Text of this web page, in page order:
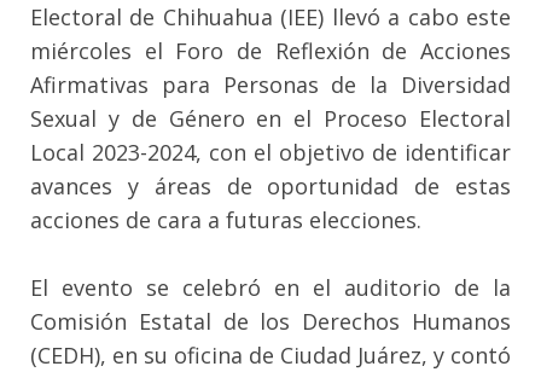
Electoral de Chihuahua (IEE) llevó a cabo este
miércoles el Foro de Reflexión de Acciones
Afirmativas para Personas de la Diversidad
Sexual y de Género en el Proceso Electoral
Local 2023-2024, con el objetivo de identificar
avances y áreas de oportunidad de estas
acciones de cara a futuras elecciones.
El evento se celebró en el auditorio de la
Comisión Estatal de los Derechos Humanos
(CEDH), en su oficina de Ciudad Juárez, y contó